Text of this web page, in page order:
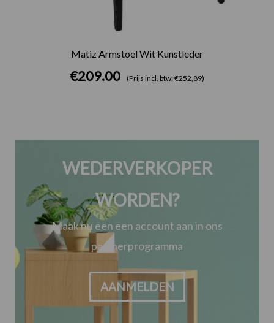
Matiz Armstoel Wit Kunstleder
€209.00 (Prijs incl. btw: €252,89)
WEDERVERKOPER
WORDEN?
Maak nu een een account aan in ons
partnerprogramma
AANMELDEN